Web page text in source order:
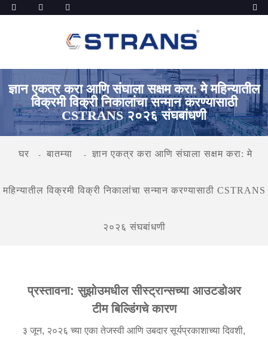
ज्ञान एकत्र करा आणि संघाला सक्षम करा: मे महिन्यातील
विक्रमी विक्री निकालांचा सन्मान करण्यासाठी
CSTRANS २०२६ संघबांधणी
घर बातम्या ज्ञान एकत्र करा आणि संघाला सक्षम करा: मे
महिन्यातील विक्रमी विक्री निकालांचा सन्मान करण्यासाठी CSTRANS
२०२६ संघबांधणी
प्रस्तावना: सुझोउमधील सीस्ट्रान्सच्या आउटडोअर
टीम बिल्डिंगचे कारण
३ जून, २०२६ च्या एका तेजस्वी आणि उबदार सूर्यप्रकाशाच्या दिवशी,